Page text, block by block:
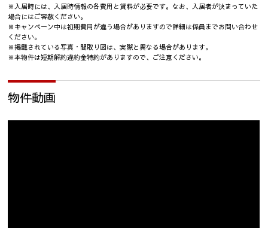
※入居時には、入居時情報の各費用と賃料が必要です。なお、入居者が決まっていた
場合にはご容赦ください。
※キャンペーン中は初期費用が違う場合がありますので詳細は係員までお問い合わせ
ください。
※掲載されている写真・間取り図は、実際と異なる場合があります。
※本物件は短期解約違約金特約がありますので、ご注意ください。
物件動画